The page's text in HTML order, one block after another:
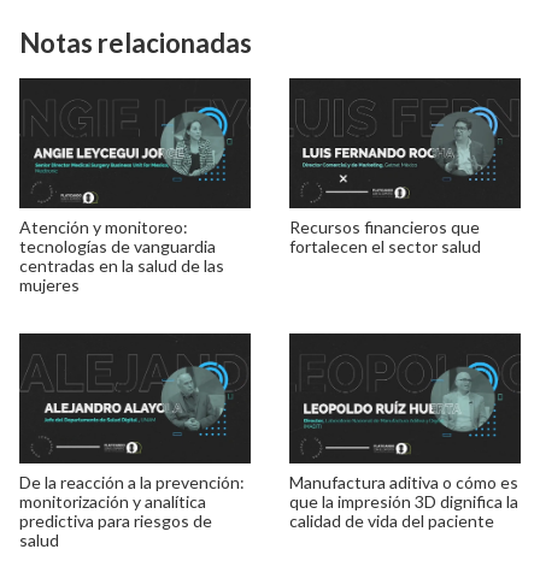
Notas relacionadas
Atención y monitoreo:
tecnologías de vanguardia
centradas en la salud de las
mujeres
Recursos financieros que
fortalecen el sector salud
De la reacción a la prevención:
monitorización y analítica
predictiva para riesgos de
salud
Manufactura aditiva o cómo es
que la impresión 3D dignifica la
calidad de vida del paciente